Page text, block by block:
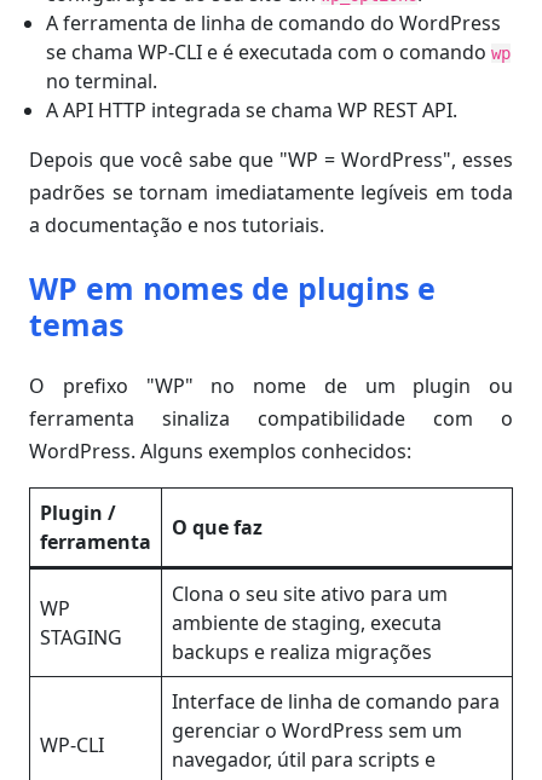
A ferramenta de linha de comando do WordPress
se chama WP-CLI e é executada com o comandowp
no terminal.
A API HTTP integrada se chama WP REST API.
Depois que você sabe que "WP = WordPress", esses
padrões se tornam imediatamente legíveis em toda
a documentação e nos tutoriais.
WP em nomes de plugins e
temas
O prefixo "WP" no nome de um plugin ou
ferramenta sinaliza compatibilidade com o
WordPress. Alguns exemplos conhecidos:
Plugin /
ferramenta
O que faz
WP
STAGING
Clona o seu site ativo para um
ambiente de staging, executa
backups e realiza migrações
WP-CLI
Interface de linha de comando para
gerenciar o WordPress sem um
navegador, útil para scripts e